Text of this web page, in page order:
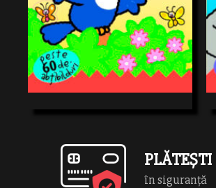
Alătură-te personajelor Snappy şi află totul
despre contrarii, cuajutorul acestei cărţi
distractive în care vei găsi peste 60
deabtibilduri pe care să le foloseşti în tot
felul de activităţi!
13,74 RON
***
03-05 ANI
PLĂTEȘTI
în siguranță